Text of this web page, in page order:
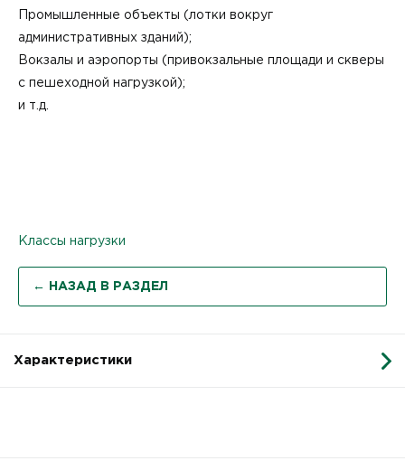
Промышленные объекты (лотки вокруг
административных зданий);
Вокзалы и аэропорты (привокзальные площади и скверы
с пешеходной нагрузкой);
и т.д.
Классы нагрузки
← НАЗАД В РАЗДЕЛ
Характеристики